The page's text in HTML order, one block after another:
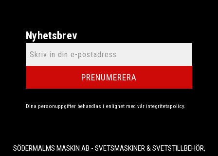
Nyhetsbrev
PRENUMERERA
Dina personuppgifter behandlas i enlighet med vår integritetspolicy.
SÖDERMALMS MASKIN AB - SVETSMASKINER & SVETSTILLBEHÖR,